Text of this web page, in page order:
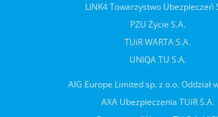
LINK4 Towarzystwo Ubezpieczeń
PZU Życie S.A.
TUiR WARTA S.A.
UNIQA TU S.A.
AIG Europe Limited sp. z o.o. Oddział
AXA Ubezpieczenia TUiR S.A.